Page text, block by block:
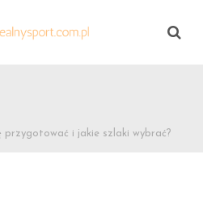
przygotować i jakie szlaki wybrać?